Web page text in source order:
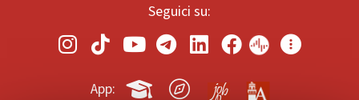
Seguici su:
App: